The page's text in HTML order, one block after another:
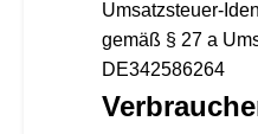
Umsatzsteuer-
gemäß § 27 a
DE342586264